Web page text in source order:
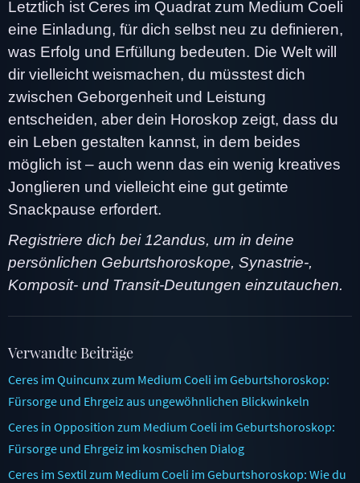
Letztlich ist Ceres im Quadrat zum Medium Coeli
eine Einladung, für dich selbst neu zu definieren,
was Erfolg und Erfüllung bedeuten. Die Welt will
dir vielleicht weismachen, du müsstest dich
zwischen Geborgenheit und Leistung
entscheiden, aber dein Horoskop zeigt, dass du
ein Leben gestalten kannst, in dem beides
möglich ist – auch wenn das ein wenig kreatives
Jonglieren und vielleicht eine gut getimte
Snackpause erfordert.
Registriere dich bei 12andus, um in deine
persönlichen Geburtshoroskope, Synastrie-,
Komposit- und Transit-Deutungen einzutauchen.
Verwandte Beiträge
Ceres im Quincunx zum Medium Coeli im Geburtshoroskop:
Fürsorge und Ehrgeiz aus ungewöhnlichen Blickwinkeln
Ceres in Opposition zum Medium Coeli im Geburtshoroskop:
Fürsorge und Ehrgeiz im kosmischen Dialog
Ceres im Sextil zum Medium Coeli im Geburtshoroskop: Wie du